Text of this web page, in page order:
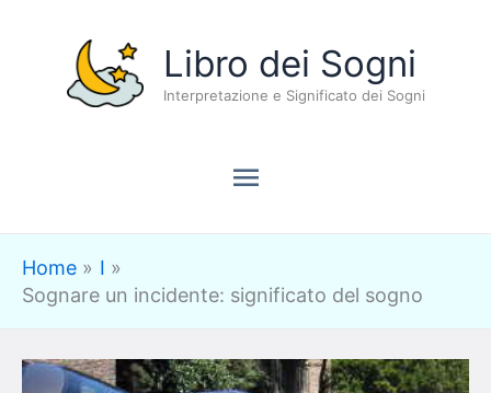
contenuto
Libro dei Sogni
Interpretazione e Significato dei Sogni
Menu
principale
Home
I
Sognare un incidente: significato del sogno